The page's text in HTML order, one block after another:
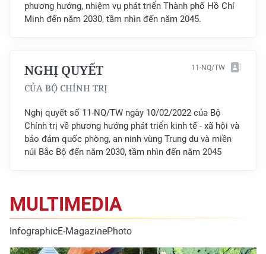
CHUYÊN ĐỀ
VỀ BÁO NHÂN DÂN
THỜI NAY
NHÂN DÂN CUỐI TUẦN
MUA BÁO
phương hướng, nhiệm vụ phát triển Thành phố Hồ Chí
Minh đến năm 2030, tầm nhìn đến năm 2045.
NGHỊ QUYẾT
CỦA BỘ CHÍNH TRỊ
11-NQ/TW
Nghị quyết số 11-NQ/TW ngày 10/02/2022 của Bộ
Chính trị về phương hướng phát triển kinh tế - xã hội và
bảo đảm quốc phòng, an ninh vùng Trung du và miền
núi Bắc Bộ đến năm 2030, tầm nhìn đến năm 2045
MULTIMEDIA
InfographicE-MagazinePhoto